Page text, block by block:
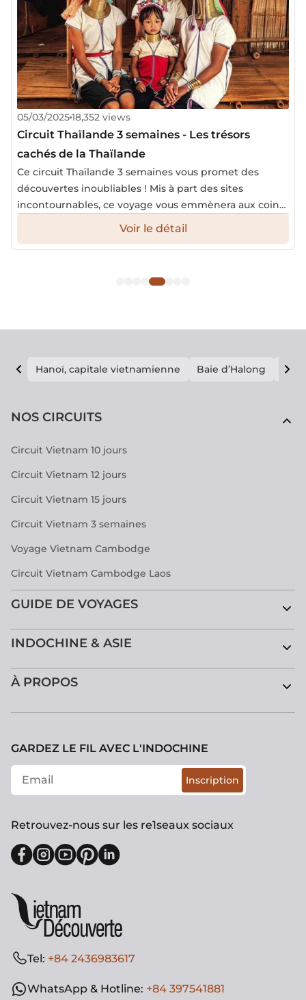
05/03/202518,352 views
Circuit Thaïlande 3 semaines - Les trésors
cachés de la Thaïlande
Ce circuit Thaïlande 3 semaines vous promet des
découvertes inoubliables ! Mis à part des sites
incontournables, ce voyage vous emmènera aux coins
méconnus du pays. Préparez-vous à vous immerger
Voir le détail
Hanoï, capitale vietnamienne Baie d’Halong E
NOS CIRCUITS
Circuit Vietnam 10 jours
Circuit Vietnam 12 jours
Circuit Vietnam 15 jours
Circuit Vietnam 3 semaines
Voyage Vietnam Cambodge
Circuit Vietnam Cambodge Laos
GUIDE DE VOYAGES
INDOCHINE & ASIE
À PROPOS
Tel: +84 2436983617
WhatsApp & Hotline: +84 397541881
GARDEZ LE FIL AVEC L'INDOCHINE
Inscription
Retrouvez-nous sur les re1seaux sociaux